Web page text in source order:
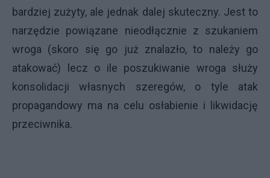
bardziej zużyty, ale jednak dalej skuteczny. Jest to
narzędzie powiązane nieodłącznie z szukaniem
wroga (skoro się go już znalazło, to należy go
atakować) lecz o ile poszukiwanie wroga służy
konsolidacji własnych szeregów, o tyle atak
propagandowy ma na celu osłabienie i likwidację
przeciwnika.